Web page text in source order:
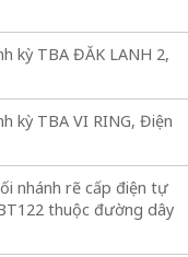
kỳ TBA ĐĂK LANH 2,
kỳ TBA VI RING, Điện
nhánh rẽ cấp điện tự
thuộc đường dây